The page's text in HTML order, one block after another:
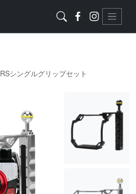
RSシングルグリップセット